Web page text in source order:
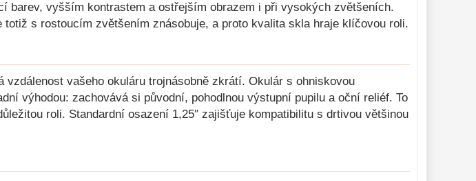
barev, vyšším kontrastem a ostřejším obrazem i při vysokých zvětšeních.
s rostoucím zvětšením znásobuje, a proto kvalita skla hraje klíčovou roli.
vašeho okuláru trojnásobně zkrátí. Okulár s ohniskovou
výhodou: zachovává si původní, pohodlnou výstupní pupilu a oční reliéf. To
roli. Standardní osazení 1,25″ zajišťuje kompatibilitu s drtivou většinou